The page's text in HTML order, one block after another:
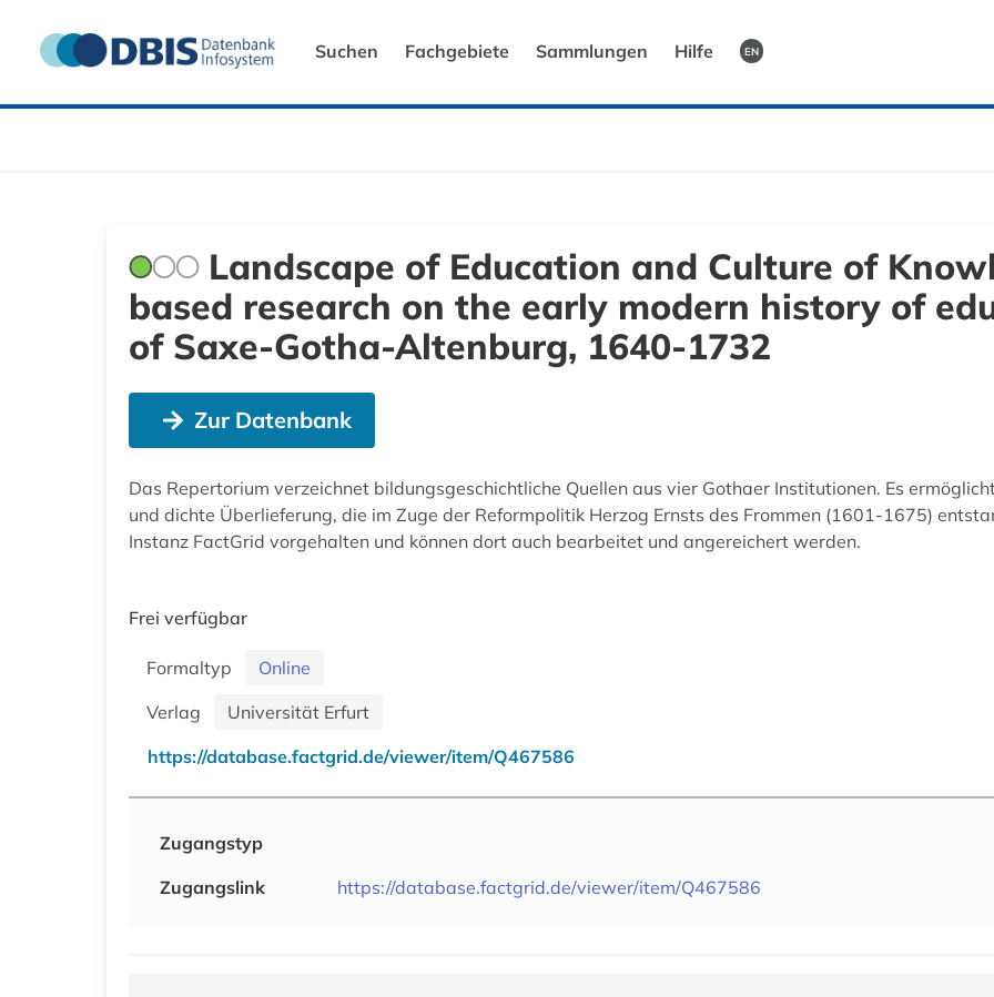
Suchen Fachgebiete Sammlungen Hilfe EN
Landscape of Education and Culture of
based research on the early modern history of
of Saxe-Gotha-Altenburg, 1640-1732
Zur Datenbank
Das Repertorium verzeichnet bildungsgeschichtliche Quellen aus vier Gothaer Institutionen. Es
und dichte Überlieferung, die im Zuge der Reformpolitik Herzog Ernsts des Frommen (1601-1675)
Instanz FactGrid vorgehalten und können dort auch bearbeitet und angereichert werden.
Frei verfügbar
Formaltyp
Online
Verlag
Universität Erfurt
https://database.factgrid.de/viewer/item/Q467586
Zugangstyp
Zugangslink
https://database.factgrid.de/viewer/item/Q467586